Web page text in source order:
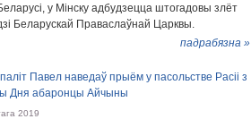
у Мінску адбудзецца штогадовы злёт
Беларускай Праваслаўнай Царквы.
падрабязна »
Павел наведаў прыём у пасольстве Расіі з
Дня абаронцы Айчыны
2019